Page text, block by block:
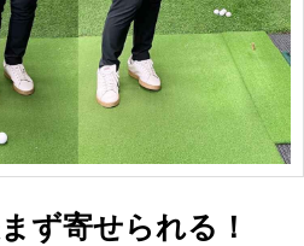
ず寄せられる！